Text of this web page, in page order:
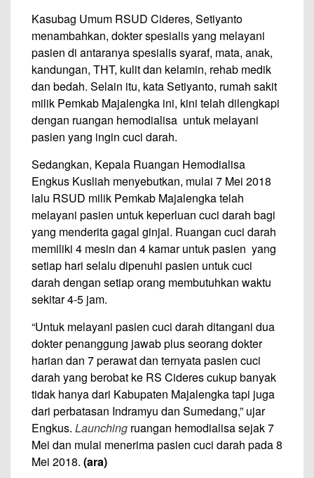
Kasubag Umum RSUD Cideres, Setiyanto
menambahkan, dokter spesialis yang melayani
pasien di antaranya spesialis syaraf, mata, anak,
kandungan, THT, kulit dan kelamin, rehab medik
dan bedah. Selain itu, kata Setiyanto, rumah sakit
milik Pemkab Majalengka ini, kini telah dilengkapi
dengan ruangan hemodialisa untuk melayani
pasien yang ingin cuci darah.
Sedangkan, Kepala Ruangan Hemodialisa
Engkus Kusliah menyebutkan, mulai 7 Mei 2018
lalu RSUD milik Pemkab Majalengka telah
melayani pasien untuk keperluan cuci darah bagi
yang menderita gagal ginjal. Ruangan cuci darah
memiliki 4 mesin dan 4 kamar untuk pasien yang
setiap hari selalu dipenuhi pasien untuk cuci
darah dengan setiap orang membutuhkan waktu
sekitar 4-5 jam.
“Untuk melayani pasien cuci darah ditangani dua
dokter penanggung jawab plus seorang dokter
harian dan 7 perawat dan ternyata pasien cuci
darah yang berobat ke RS Cideres cukup banyak
tidak hanya dari Kabupaten Majalengka tapi juga
dari perbatasan Indramyu dan Sumedang,” ujar
Engkus. Launching ruangan hemodialisa sejak 7
Mei dan mulai menerima pasien cuci darah pada 8
Mei 2018. (ara)